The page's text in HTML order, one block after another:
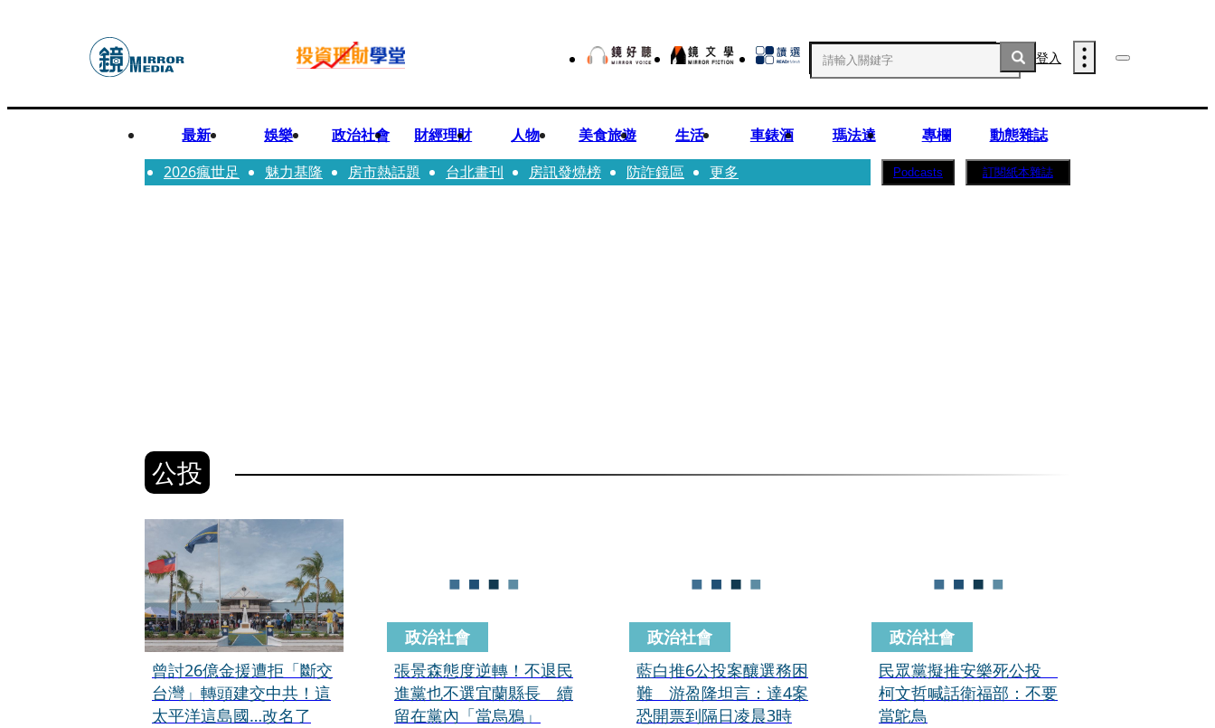
登入
最新 娛樂 政治社會 財經理財 人物 美食旅遊 生活 車錶酒 瑪法達 專欄
動態雜誌
2026瘋世足
魅力基隆 房市熱話題 台北畫刊 房訊發燒榜 防詐鏡區 更多 Podcasts 訂閱紙本雜誌
公投
曾討26億金援遭拒「斷交
台灣」轉頭建交中共！這
太平洋這島國…改名了
政治社會
張景森態度逆轉！不退民
進黨也不選宜蘭縣長 續
留在黨內「當烏鴉」
政治社會
藍白推6公投案釀選務困
難 游盈隆坦言：達4案
恐開票到隔日凌晨3時
政治社會
民眾黨擬推安樂死公投
柯文哲喊話衛福部：不要
當鴕鳥